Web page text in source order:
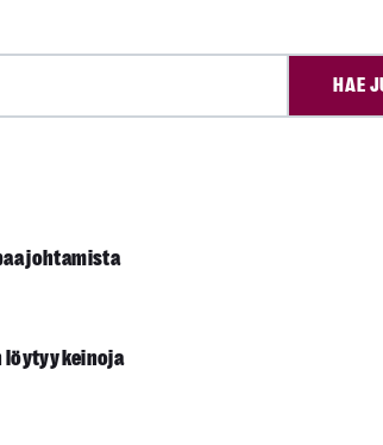
HAE
johtamista
löytyy keinoja